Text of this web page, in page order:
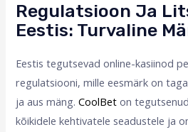
Regulatsioon Ja
Eestis: Turvaline
Eestis tegutsevad online-kasiinod
regulatsiooni, mille eesmärk on
ja aus mäng.CoolBet on
kõikidele kehtivatele seadustele ja